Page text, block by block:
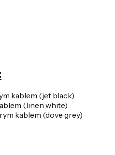
kablem (jet black)
(linen white)
kablem (dove grey)